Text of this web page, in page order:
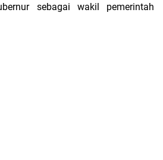
sebagai wakil pemerintah